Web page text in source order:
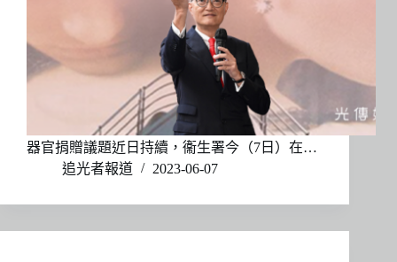
器官捐贈議題近日持續，衞生署今（7日）在…
追光者報道
2023-06-07